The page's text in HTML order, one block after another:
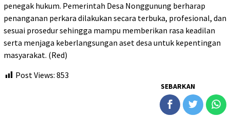
penegak hukum. Pemerintah Desa Nonggunung berharap
penanganan perkara dilakukan secara terbuka, profesional, dan
sesuai prosedur sehingga mampu memberikan rasa keadilan
serta menjaga keberlangsungan aset desa untuk kepentingan
masyarakat. (Red)
Post Views: 853
SEBARKAN